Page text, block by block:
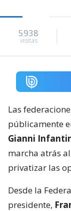
5938
visitas
Las
públicamente
Gianni
marcha atrás
privatizar las
Desde la
presidente,